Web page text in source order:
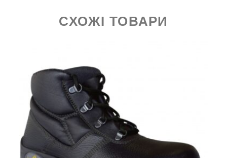
СХОЖІ ТОВАРИ